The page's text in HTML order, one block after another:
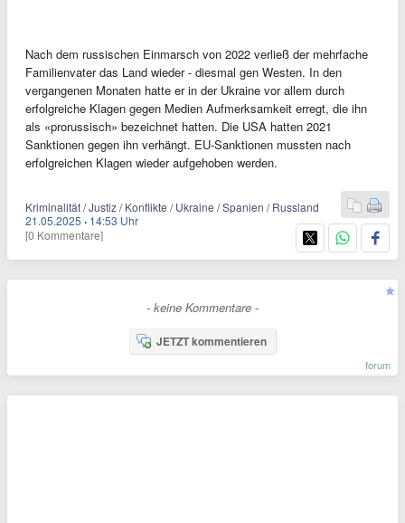
Nach dem russischen Einmarsch von 2022 verließ der mehrfache
Familienvater das Land wieder - diesmal gen Westen. In den
vergangenen Monaten hatte er in der Ukraine vor allem durch
erfolgreiche Klagen gegen Medien Aufmerksamkeit erregt, die ihn
als «prorussisch» bezeichnet hatten. Die USA hatten 2021
Sanktionen gegen ihn verhängt. EU-Sanktionen mussten nach
erfolgreichen Klagen wieder aufgehoben werden.
Kriminalität / Justiz / Konflikte / Ukraine / Spanien / Russland
21.05.2025 · 14:53 Uhr
[0 Kommentare]
- keine Kommentare -
JETZT kommentieren
forum